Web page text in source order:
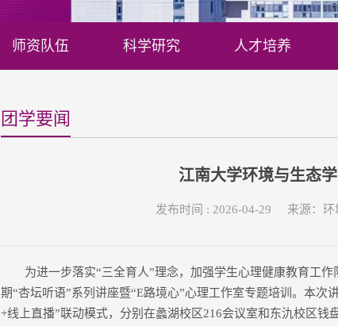
师资队伍 科学研究 人才培养
团学要闻
江南大学环境与生态
发布时间 : 2026-04-29 来源：环
为进一步落实“三全育人”理念，加强学生心理健康教育工
期“杏坛听语”系列讲座暨“E路境心”心理工作室专题培训。本
+线上直播”联动模式，分别在蠡湖校区216会议室和东氿校区